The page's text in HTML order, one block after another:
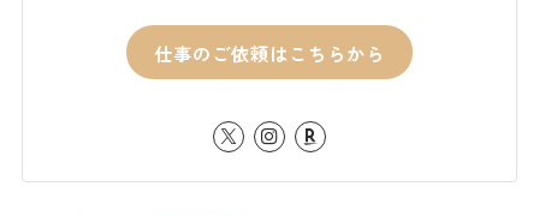
仕事のご依頼はこちらから